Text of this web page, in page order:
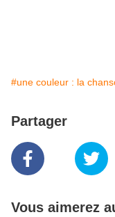
#une couleur : la
Partager
Vous aimerez